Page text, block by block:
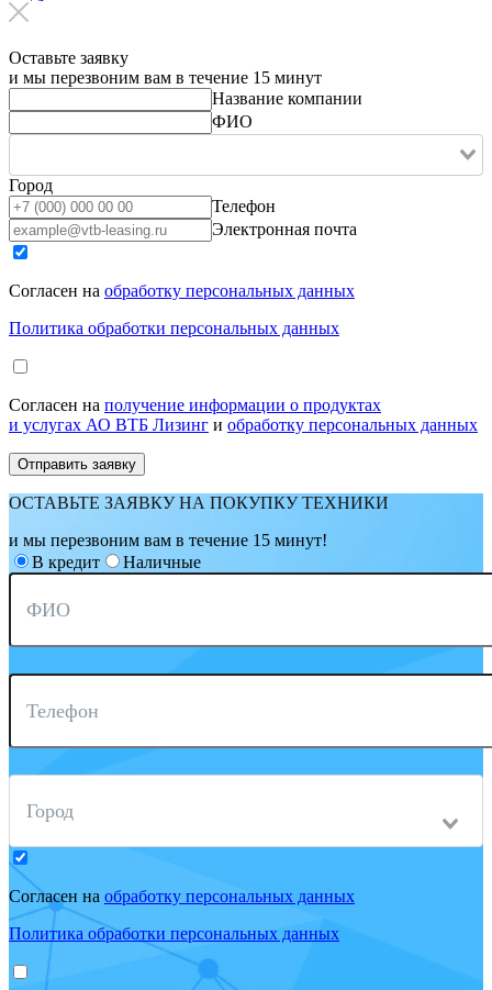
Оставьте заявку
и мы перезвоним вам в течение 15 минут
Название компании
ФИО
Город
Телефон
Электронная почта
Согласен на обработку персональных данных
Политика обработки персональных данных
Согласен на получение информации о продуктах
и услугах АО ВТБ Лизинг и обработку персональных данных
ОСТАВЬТЕ ЗАЯВКУ НА ПОКУПКУ ТЕХНИКИ
и мы перезвоним вам в течение 15 минут!
В кредит
Наличные
ФИО
Телефон
Город
Согласен на обработку персональных данных
Политика обработки персональных данных